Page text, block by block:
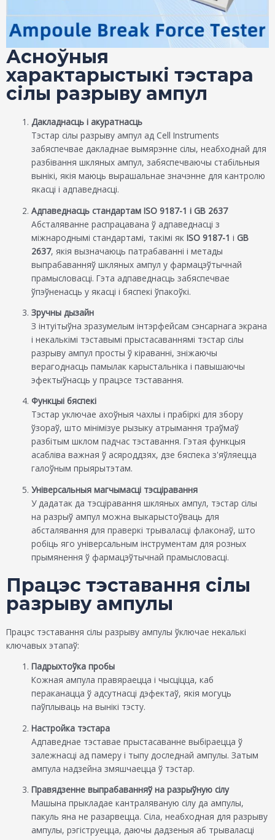
Асноўныя
характарыстыкі тэстара
сілы разрыву ампул
Дакладнасць і акуратнасць
Тэстар сілы разрыву ампул ад Cell Instruments
забяспечвае дакладнае вымярэнне сілы, неабходнай для
разбівання шкляных ампул, забяспечваючы стабільныя
вынікі, якія маюць вырашальнае значэнне для кантролю
якасці і адпаведнасці.
Адпаведнасць стандартам ISO 9187-1 і GB 2637
Абсталяванне распрацавана ў адпаведнасці з
міжнароднымі стандартамі, такімі якISO 9187-1 і GB
2637, якія вызначаюць патрабаванні і метады
выпрабаванняў шкляных ампул у фармацэўтычнай
прамысловасці. Гэта адпаведнасць забяспечвае
ўпэўненасць у якасці і бяспекі ўпакоўкі.
Зручны дызайн
З інтуітыўна зразумелым інтэрфейсам сэнсарнага экрана
і некалькімі тэставымі прыстасаваннямі тэстар сілы
разрыву ампул просты ў кіраванні, зніжаючы
верагоднасць памылак карыстальніка і павышаючы
эфектыўнасць у працэсе тэставання.
Функцыі бяспекі
Тэстар уключае ахоўныя чахлы і прабіркі для збору
ўзораў, што мінімізуе рызыку атрымання траўмаў
разбітым шклом падчас тэставання. Гэтая функцыя
асабліва важная ў асяроддзях, дзе бяспека з'яўляецца
галоўным прыярытэтам.
Універсальныя магчымасці тэсціравання
У дадатак да тэсціравання шкляных ампул, тэстар сілы
на разрыў ампул можна выкарыстоўваць для
абсталявання для праверкі трываласці флаконаў, што
робіць яго універсальным інструментам для розных
прымянення ў фармацэўтычнай прамысловасці.
Працэс тэставання сілы
разрыву ампулы
Працэс тэставання сілы разрыву ампулы ўключае некалькі
ключавых этапаў:
Падрыхтоўка пробы
Кожная ампула правяраецца і чысціцца, каб
пераканацца ў адсутнасці дэфектаў, якія могуць
паўплываць на вынікі тэсту.
Настройка тэстара
Адпаведнае тэставае прыстасаванне выбіраецца ў
залежнасці ад памеру і тыпу доследнай ампулы. Затым
ампула надзейна змяшчаецца ў тэстар.
Правядзенне выпрабаванняў на разрыўную сілу
Машына прыкладае кантраляваную сілу да ампулы,
пакуль яна не разарвецца. Сіла, неабходная для разрыву
ампулы, рэгіструецца, даючы дадзеныя аб трываласці